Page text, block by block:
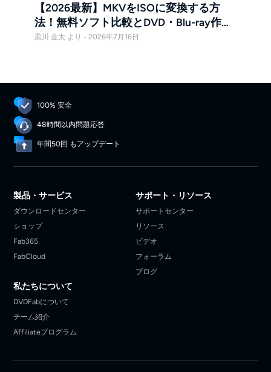
【2026最新】MKVをISOに変換する方
法！無料ソフト比較とDVD・Blu-ray作成
手順
黒川 金太 より - 2026年7月16日
100% 安全
48時間以内問題応答
年間50回 もアップデート
製品・サービス
ダウンロードセンター
ショップ
Fab365
FabCloud
サポート・リソース
サポートセンター
リソース
ビデオ
フォーラム
ブログ
私たちについて
DVDFabについて
チーム紹介
Affiliateプログラム